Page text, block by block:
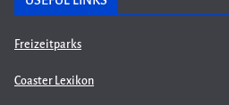
Freizeitparks
Coaster Lexikon